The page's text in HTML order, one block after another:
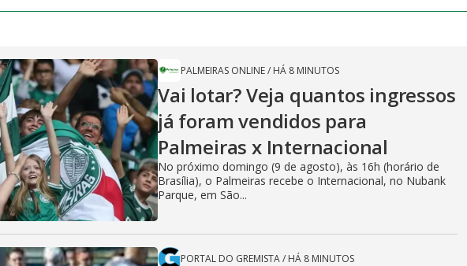
PALMEIRAS ONLINE/ HÁ 8 MINUTOS
Vai lotar? Veja quantos ingressos
já foram vendidos para
Palmeiras x Internacional
No próximo domingo (9 de agosto), às 16h (horário de
Brasília), o Palmeiras recebe o Internacional, no Nubank
Parque, em São...
PORTAL DO GREMISTA/ HÁ 8 MINUTOS